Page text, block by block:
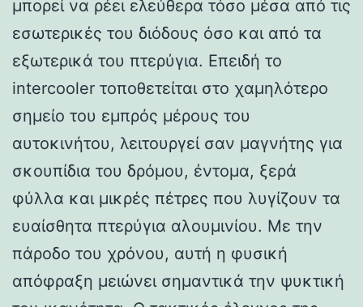
μπορεί να ρέει ελεύθερα τόσο μέσα από τις
εσωτερικές του διόδους όσο και από τα
εξωτερικά του πτερύγια. Επειδή το
intercooler τοποθετείται στο χαμηλότερο
σημείο του εμπρός μέρους του
αυτοκινήτου, λειτουργεί σαν μαγνήτης για
σκουπίδια του δρόμου, έντομα, ξερά
φύλλα και μικρές πέτρες που λυγίζουν τα
ευαίσθητα πτερύγια αλουμινίου. Με την
πάροδο του χρόνου, αυτή η φυσική
απόφραξη μειώνει σημαντικά την ψυκτική